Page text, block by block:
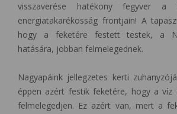
visszaverése hatékony fegyver a
energiatakarékosság frontjain! A
hogy a feketére festett testek, a
hatására, jobban felmelegednek.
Nagyapáink jellegzetes kerti
éppen azért festik feketére, hogy a víz
felmelegedjen. Ez azért van, mert a